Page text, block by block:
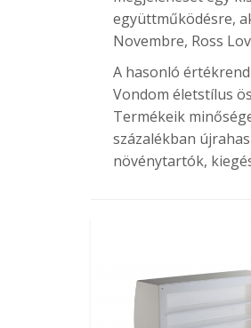
együttműködésre,
Novembre, Ross
A hasonló
Vondom életstílus
Termékeik
százalékban
növénytartók,